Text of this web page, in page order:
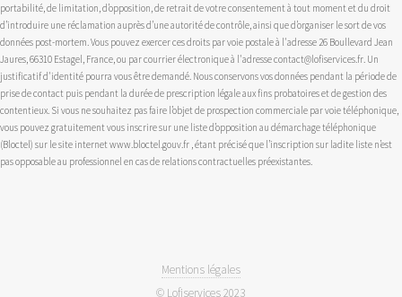
portabilité, de limitation, d’opposition, de retrait de votre consentement à tout moment et du droit
d’introduire une réclamation auprès d’une autorité de contrôle, ainsi que d’organiser le sort de vos
données post-mortem. Vous pouvez exercer ces droits par voie postale à l'adresse 26 Boullevard Jean
Jaures, 66310 Estagel, France, ou par courrier électronique à l'adresse contact@lofiservices.fr. Un
justificatif d'identité pourra vous être demandé. Nous conservons vos données pendant la période de
prise de contact puis pendant la durée de prescription légale aux fins probatoires et de gestion des
contentieux. Si vous ne souhaitez pas faire l’objet de prospection commerciale par voie téléphonique,
vous pouvez gratuitement vous inscrire sur une liste d’opposition au démarchage téléphonique
(Bloctel) sur le site internet www.bloctel.gouv.fr , étant précisé que l’inscription sur ladite liste n’est
pas opposable au professionnel en cas de relations contractuelles préexistantes.
Mentions légales
© Lofiservices 2023